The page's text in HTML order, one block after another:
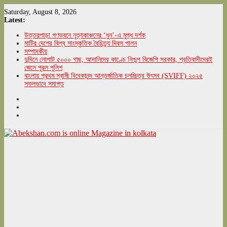
Skip
to
Saturday, August 8, 2026
Latest:
উত্তরপাড়া গণভবনে নৃত্যকাঞ্চনের ‘ধুন’-এ মুগ্ধ দর্শক
মাটির দেশের বিশ্ব সাংস্কৃতিক বৈচিত্র্য দিবস পালন
সম্পাদকীয়
দুদিনে লোপাট ৫০০০ গাছ, আদানিদের কাণ্ডে নিশ্চুপ বিজেপি সরকার, প্রতিবাদীদেরই
জেলে পুরল পুলিশ
বাংলায় প্রথম স্বামী বিবেকানন্দ আন্তর্জাতিক চলচ্চিত্র উৎসব (SVIFF) ২০২৫
সফলভাবে সমাপ্ত